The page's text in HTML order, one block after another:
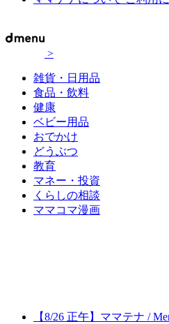
>
雑貨・日用品
食品・飲料
健康
ベビー用品
おでかけ
どうぶつ
教育
マネー・投資
くらしの相談
ママコマ漫画
【8/26 正午】ママテナ /